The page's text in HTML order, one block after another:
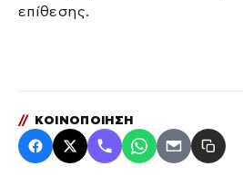
επίθεσης.
// ΚΟΙΝΟΠΟΙΗΣΗ